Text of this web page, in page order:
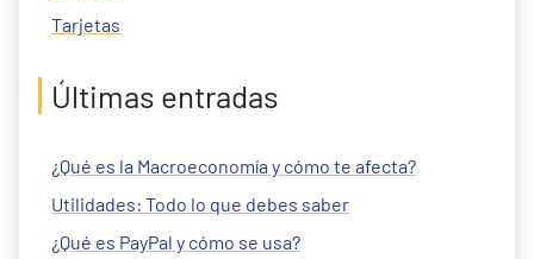
Tarjetas
Últimas entradas
¿Qué es la Macroeconomía y cómo te afecta?
Utilidades: Todo lo que debes saber
¿Qué es PayPal y cómo se usa?